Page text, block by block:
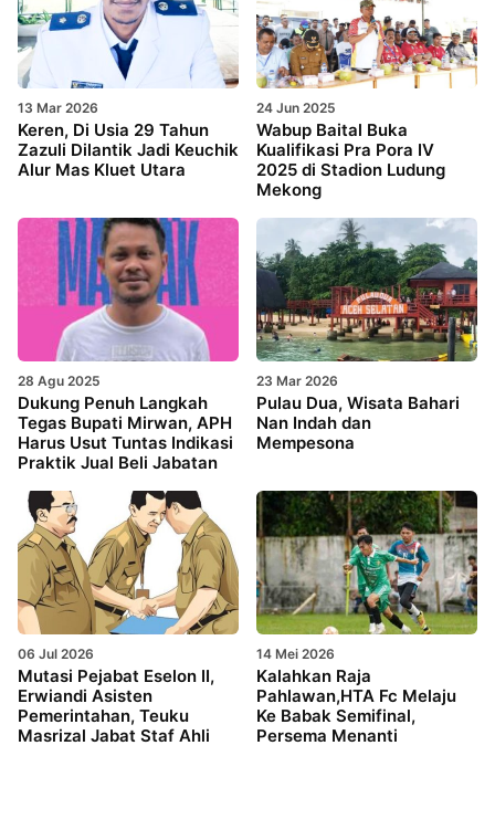
13 Mar 2026
Keren, Di Usia 29 Tahun
Zazuli Dilantik Jadi Keuchik
Alur Mas Kluet Utara
24 Jun 2025
Wabup Baital Buka
Kualifikasi Pra Pora IV
2025 di Stadion Ludung
Mekong
28 Agu 2025
Dukung Penuh Langkah
Tegas Bupati Mirwan, APH
Harus Usut Tuntas Indikasi
Praktik Jual Beli Jabatan
23 Mar 2026
Pulau Dua, Wisata Bahari
Nan Indah dan
Mempesona
06 Jul 2026
Mutasi Pejabat Eselon II,
Erwiandi Asisten
Pemerintahan, Teuku
Masrizal Jabat Staf Ahli
14 Mei 2026
Kalahkan Raja
Pahlawan,HTA Fc Melaju
Ke Babak Semifinal,
Persema Menanti